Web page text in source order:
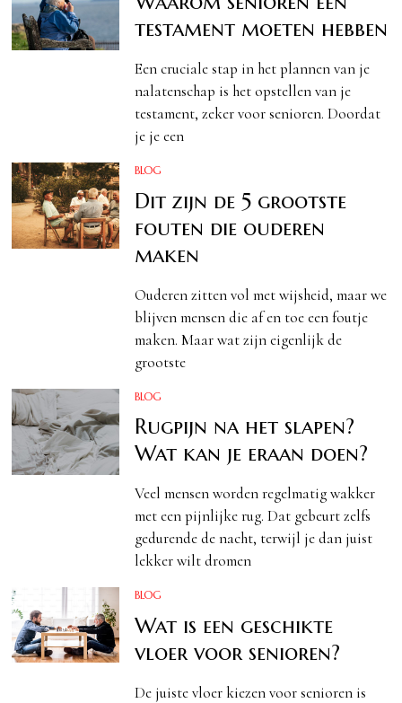
testament moeten hebben
Een cruciale stap in het plannen van je
nalatenschap is het opstellen van je
testament, zeker voor senioren. Doordat
je je een
BLOG
Dit zijn de 5 grootste
fouten die ouderen
maken
Ouderen zitten vol met wijsheid, maar we
blijven mensen die af en toe een foutje
maken. Maar wat zijn eigenlijk de
grootste
BLOG
Rugpijn na het slapen?
Wat kan je eraan doen?
Veel mensen worden regelmatig wakker
met een pijnlijke rug. Dat gebeurt zelfs
gedurende de nacht, terwijl je dan juist
lekker wilt dromen
BLOG
Wat is een geschikte
vloer voor senioren?
De juiste vloer kiezen voor senioren is